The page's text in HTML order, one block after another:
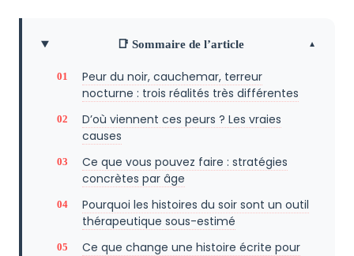
📑 Sommaire de l’article
Peur du noir, cauchemar, terreur
nocturne : trois réalités très différentes
D’où viennent ces peurs ? Les vraies
causes
Ce que vous pouvez faire : stratégies
concrètes par âge
Pourquoi les histoires du soir sont un outil
thérapeutique sous-estimé
Ce que change une histoire écrite pour